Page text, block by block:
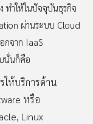
ทำให้ในปัจจุบันธุรกิจ
ผ่านระบบ Cloud
กจาก IaaS
นั่นก็คือ
ให้บริการด้าน
หรือ
Linux